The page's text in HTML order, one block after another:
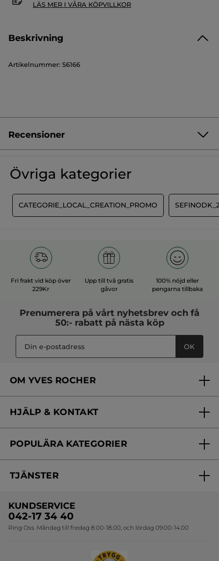
LÄS MER I VÅRA KÖPVILLKOR
Beskrivning
Artikelnummer: S6166
Recensioner
★★★★★
★★★★★
Inget
omdöme
LÄGG TILL RECENSION
Övriga kategorier
CATEGORIE_LOCAL_CREATION_PROMO
Fri frakt vid köp över
229Kr
Upp till två gratis
gåvor
100% nöjd eller
pengarna tillbaka
Prenumerera på vårt nyhetsbrev och få
50:- rabatt på nästa köp
OK
OM YVES ROCHER
Vårt engagemang
Skönhetstips
HJÄLP & KONTAKT
Kontakta oss
Online prislista
POPULÄRA KATEGORIER
Erbjudanden
Travelsize
Sets
TJÄNSTER
Onlineprislista för postorder
KUNDSERVICE
042-17 34 40
Ring Oss. Måndag till fredag 8.00-18.00, och lördag 09.00-14.00